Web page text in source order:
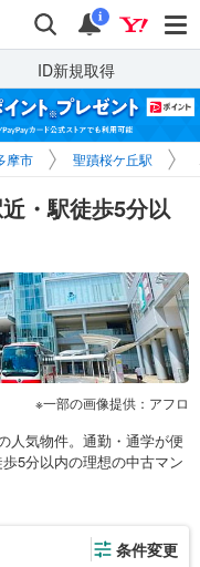
検索 通知
i
ID新規取得
摩市 聖蹟桜ケ丘駅
・駅徒歩5分以
一部の画像提供：アフロ
人気物件。通勤・通学が便
5分以内の理想の中古マン
条件変更